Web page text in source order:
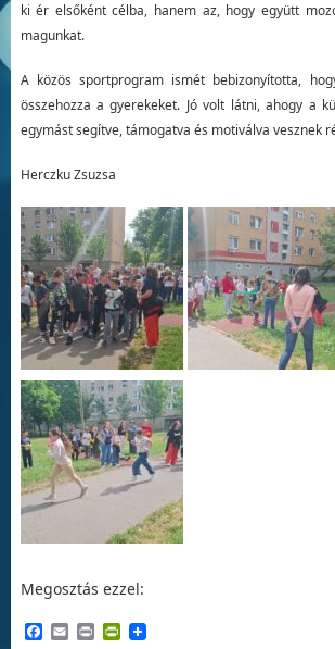
ki ér elsőként célba, hanem az, hogy együtt
magunkat.
A közös sportprogram ismét bebizonyította,
összehozza a gyerekeket. Jó volt látni, ahogy a
egymást segítve, támogatva és motiválva vesznek
Herczku Zsuzsa
Megosztás ezzel:
Facebook
EmailPrintPrintFriendly